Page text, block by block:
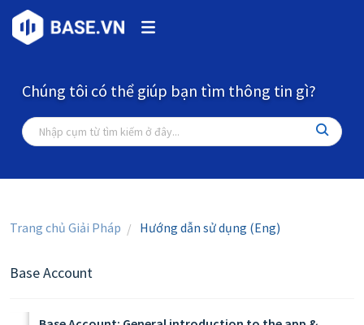
Chúng tôi có thể giúp bạn tìm thông tin gì?
Trang chủ Giải Pháp Hướng dẫn sử dụng (Eng)
Base Account